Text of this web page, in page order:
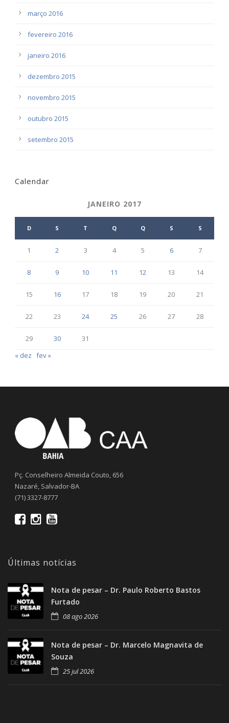
março 2016
fevereiro 2016
janeiro 2016
dezembro 2015
novembro 2015
outubro 2015
setembro 2015
Calendar
JANEIRO 2017
D S T Q Q S S
1 2 3 4 5 6 7
8 9 10 11 12 13 14
15 16 17 18 19 20 21
22 23 24 25 26 27 28
29 30
31
« dez fev »
Pç. Conselheiro Almeida Couto, 656
Nazaré, Salvador-BA
(71) 3327-8777
Últimas notícias
Nota de pesar – Dr. Paulo Roberto Bastos
Furtado
08 ago 2026
Nota de pesar – Dr. Marcelo Magnavita de
Souza
25 jul 2026